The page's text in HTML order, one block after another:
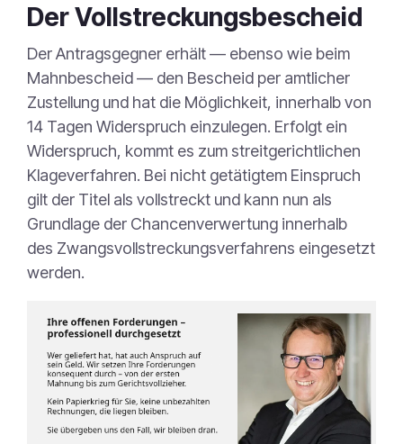
Der Vollstreckungsbescheid
Der Antragsgegner erhält — ebenso wie beim
Mahnbescheid — den Bescheid per amtlicher
Zustellung und hat die Möglichkeit, innerhalb von
14 Tagen Widerspruch einzulegen. Erfolgt ein
Widerspruch, kommt es zum streitgerichtlichen
Klageverfahren. Bei nicht getätigtem Einspruch
gilt der Titel als vollstreckt und kann nun als
Grundlage der Chancenverwertung innerhalb
des Zwangsvollstreckungsverfahrens eingesetzt
werden.